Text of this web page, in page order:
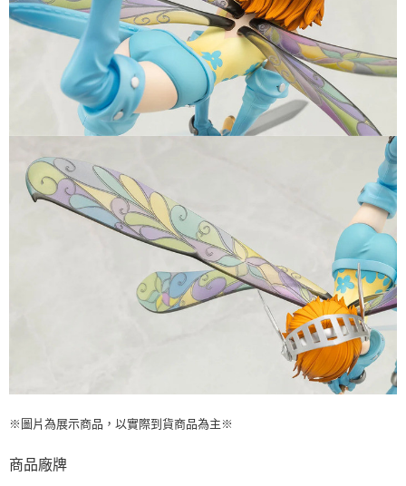
※圖片為展示商品，以實際到貨商品為主※
商品廠牌